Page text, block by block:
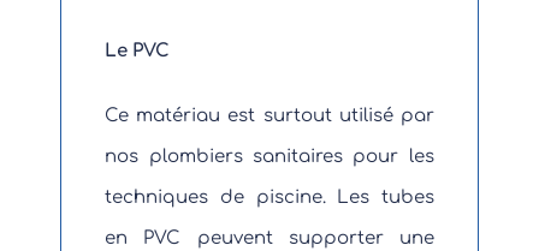
Le PVC
Ce matériau est surtout utilisé par
nos plombiers sanitaires pour les
techniques de piscine. Les tubes
en PVC peuvent supporter une